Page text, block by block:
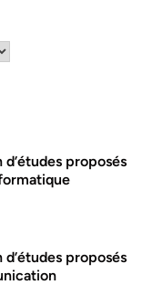
proposés
proposés